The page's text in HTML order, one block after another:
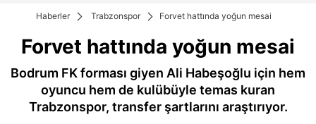
Haberler Trabzonspor Forvet hattında yoğun mesai
Forvet hattında yoğun mesai
Bodrum FK forması giyen Ali Habeşoğlu için hem
oyuncu hem de kulübüyle temas kuran
Trabzonspor, transfer şartlarını araştırıyor.